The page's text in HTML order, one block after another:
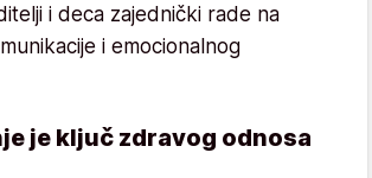
i deca zajednički rade na
i emocionalnog
je ključ zdravog odnosa